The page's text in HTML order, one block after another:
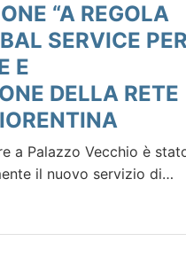
“A REGOLA
SERVICE PER
E
DELLA RETE
a Palazzo Vecchio è
il nuovo servizio di…